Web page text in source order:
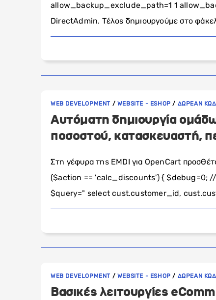
allow_backup_exclude_path=1 1
DirectAdmin. Τέλος δημιουργούμε στο
WEB DEVELOPMENT / WEBSITE - ESHOP / ΔΩΡΕΑΝ
Αυτόματη δημιουργία
ποσοστού, κατασκευαστή,
Στη γέφυρα της EMDI για OpenCart
($action == 'calc_discounts') {
$query=" select cust.customer_id,
WEB DEVELOPMENT / WEBSITE - ESHOP / ΔΩΡΕΑΝ
Βασικές λειτουργίες